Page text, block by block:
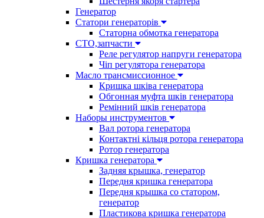
Генератор
Cтатори генераторів
Статорна обмотка генератора
СТО,запчасти
Реле регулятор напруги генератора
Чіп регулятора генератора
Масло трансмиссионное
Кришка шківа генератора
Обгонная муфта шків генератора
Ремінний шків генератора
Наборы инструментов
Вал ротора генератора
Контактні кільця ротора генератора
Ротор генератора
Кришка генератора
Задняя крышка, генератор
Передня кришка генератора
Передня крышка со статором,
генератор
Пластикова кришка генератора